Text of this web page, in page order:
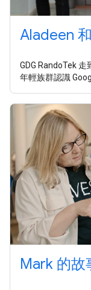
Aladeen
GDG RandoTek
年輕族群認識
Mark 的故